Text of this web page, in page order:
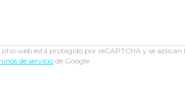
sitio web está protegido por reCAPTCHA y se aplican
de servicio de Google.